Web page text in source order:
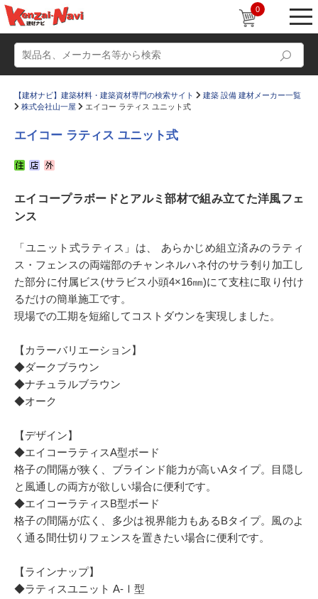
0
かたなび コラム
Q＆A 販売・施工代理店募集
お気に入り
【建材ナビ】建築材料・建築資材専門の検索サイト
建築 設備 建材メーカー一覧
株式会社山一屋
エイコー ラティス ユニット式
エイコー ラティス ユニット式
エイコープラボードとアルミ部材で組み立てた洋風フェ
ンス
「ユニット式ラティス」は、 あらかじめ組立済みのラティ
ス・フェンスの両端部のチャンネルハネ付のサラ刳り加工し
た部分に付属ビス(サラビス小頭4×16㎜)にて支柱に取り付け
るだけの簡単施工です。
現場での工期を短縮してコストダウンを実現しました。
【カラーバリエーション】
◆ダークブラウン
◆ナチュラルブラウン
◆オーク
【デザイン】
◆エイコーラティスA型ボード
格子の間隔が狭く、ブラインド能力が高いAタイプ。目隠し
と風通しの両方が欲しい場合に便利です。
◆エイコーラティスB型ボード
格子の間隔が広く、多少は視界能力もあるBタイプ。風のよ
く通る間仕切りフェンスを置きたい場合に便利です。
【ラインナップ】
◆ラティスユニット A-Ⅰ型